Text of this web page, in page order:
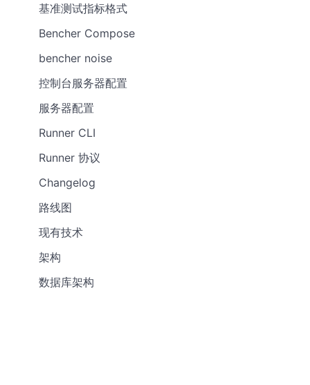
基准测试指标格式
Bencher Compose
bencher noise
控制台服务器配置
服务器配置
Runner CLI
Runner 协议
Changelog
路线图
现有技术
架构
数据库架构